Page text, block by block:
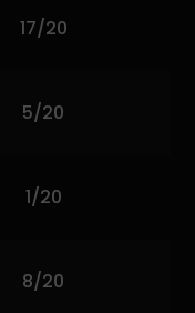
17/20
5/20
1/20
8/20